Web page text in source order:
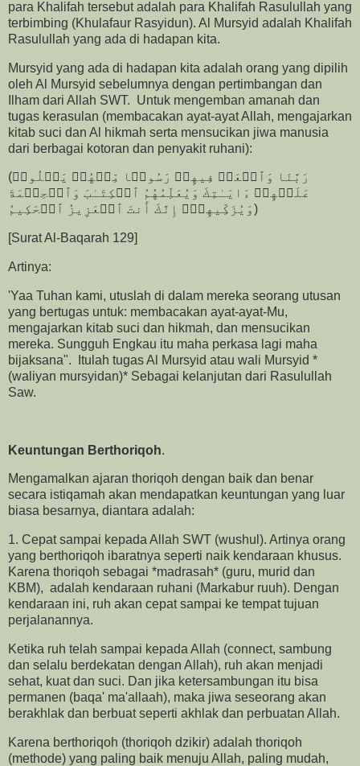
para Khalifah tersebut adalah para Khalifah Rasulullah yang
terbimbing (Khulafaur Rasyidun). Al Mursyid adalah Khalifah
Rasulullah yang ada di hadapan kita.
Mursyid yang ada di hadapan kita adalah orang yang dipilih
oleh Al Mursyid sebelumnya dengan pertimbangan dan
Ilham dari Allah SWT. Untuk mengemban amanah dan
tugas kerasulan (membacakan ayat-ayat Allah, mengajarkan
kitab suci dan Al hikmah serta mensucikan jiwa manusia
dari berbagai kotoran dan penyakit ruhani):
(رَبَّنَا وَٱبۡعَثۡ فِیهِمۡ رَسُولࣰا مِّنۡهُمۡ یَتۡلُوا۟
عَلَیۡهِمۡ ءَایَـٰتِكَ وَیُعَلِّمُهُمُ ٱلۡكِتَـٰبَ وَٱلۡحِكۡمَةَ
وَیُزَكِّیهِمۡۖ إِنَّكَ أَنتَ ٱلۡعَزِیزُ ٱلۡحَكِیمُ)
[Surat Al-Baqarah 129]
Artinya:
'Yaa Tuhan kami, utuslah di dalam mereka seorang utusan
yang bertugas untuk: membacakan ayat-ayat-Mu,
mengajarkan kitab suci dan hikmah, dan mensucikan
mereka. Sungguh Engkau itu maha perkasa lagi maha
bijaksana". Itulah tugas Al Mursyid atau wali Mursyid *
(waliyan mursyidan)* Sebagai kelanjutan dari Rasulullah
Saw.
Keuntungan Berthoriqoh.
Mengamalkan ajaran thoriqoh dengan baik dan benar
secara istiqamah akan mendapatkan keuntungan yang luar
biasa besarnya, diantara adalah:
1. Cepat sampai kepada Allah SWT (wushul). Artinya orang
yang berthoriqoh ibaratnya seperti naik kendaraan khusus.
Karena thoriqoh sebagai *madrasah* (guru, murid dan
KBM), adalah kendaraan ruhani (Markabur ruuh). Dengan
kendaraan ini, ruh akan cepat sampai ke tempat tujuan
perjalanannya.
Ketika ruh telah sampai kepada Allah (connect, sambung
dan selalu berdekatan dengan Allah), ruh akan menjadi
sehat, kuat dan suci. Dan jika ketersambungan itu bisa
permanen (baqa' ma'allaah), maka jiwa seseorang akan
berakhlak dan berbuat seperti akhlak dan perbuatan Allah.
Karena berthoriqoh (thoriqoh dzikir) adalah thoriqoh
(methode) yang paling baik menuju Allah, paling mudah,